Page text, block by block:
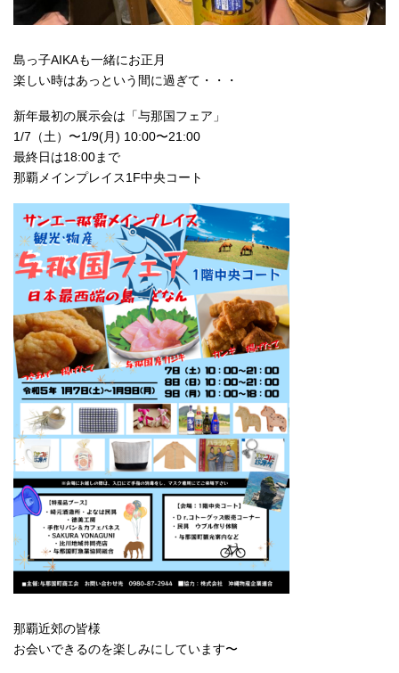
島っ子AIKAも一緒にお正月
楽しい時はあっという間に過ぎて・・・
新年最初の展示会は「与那国フェア」
1/7（土）〜1/9(月) 10:00〜21:00
最終日は18:00まで
那覇メインプレイス1F中央コート
那覇近郊の皆様
お会いできるのを楽しみにしています〜